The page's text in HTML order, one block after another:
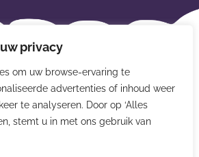
privacy
om uw browse-ervaring te
advertenties of inhoud weer
te analyseren. Door op ‘Alles
stemt u in met ons gebruik van
en kaarten 2026